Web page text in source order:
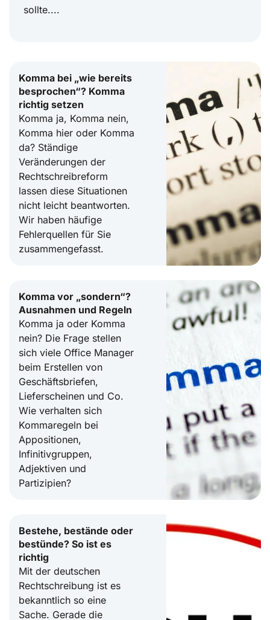
sollte....
Komma bei „wie bereits
besprochen“? Komma
richtig setzen
Komma ja, Komma nein,
Komma hier oder Komma
da? Ständige
Veränderungen der
Rechtschreibreform
lassen diese Situationen
nicht leicht beantworten.
Wir haben häufige
Fehlerquellen für Sie
zusammengefasst.
Komma vor „sondern“?
Ausnahmen und Regeln
Komma ja oder Komma
nein? Die Frage stellen
sich viele Office Manager
beim Erstellen von
Geschäftsbriefen,
Lieferscheinen und Co.
Wie verhalten sich
Kommaregeln bei
Appositionen,
Infinitivgruppen,
Adjektiven und
Partizipien?
Bestehe, bestände oder
bestünde? So ist es
richtig
Mit der deutschen
Rechtschreibung ist es
bekanntlich so eine
Sache. Gerade die